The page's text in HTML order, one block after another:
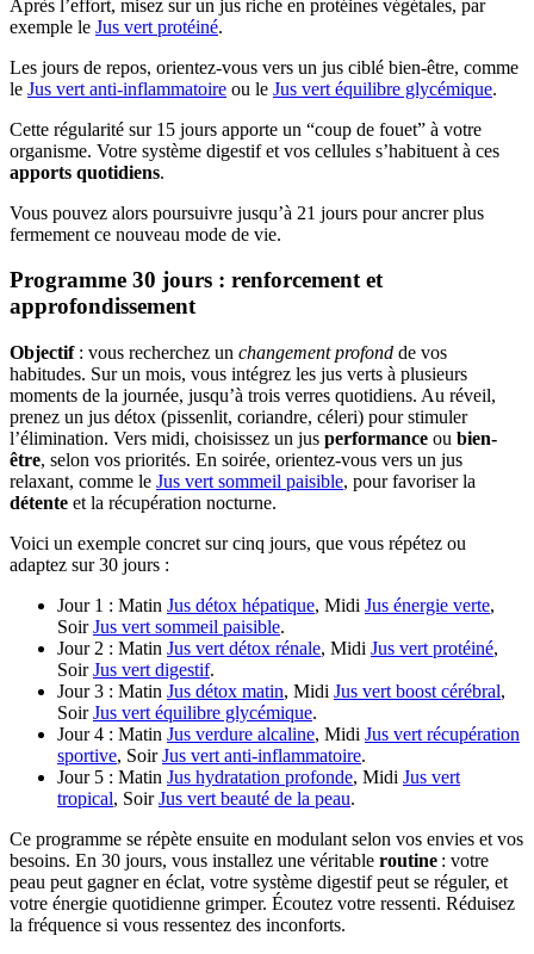
Après l’effort, misez sur un jus riche en protéines végétales, par
exemple le Jus vert protéiné.
Les jours de repos, orientez-vous vers un jus ciblé bien-être, comme
le Jus vert anti-inflammatoire ou le Jus vert équilibre glycémique.
Cette régularité sur 15 jours apporte un “coup de fouet” à votre
organisme. Votre système digestif et vos cellules s’habituent à ces
apports quotidiens.
Vous pouvez alors poursuivre jusqu’à 21 jours pour ancrer plus
fermement ce nouveau mode de vie.
Programme 30 jours : renforcement et
approfondissement
Objectif: vous recherchez un changement profond de vos
habitudes. Sur un mois, vous intégrez les jus verts à plusieurs
moments de la journée, jusqu’à trois verres quotidiens. Au réveil,
prenez un jus détox (pissenlit, coriandre, céleri) pour stimuler
l’élimination. Vers midi, choisissez un jus performance ou bien-
être, selon vos priorités. En soirée, orientez-vous vers un jus
relaxant, comme le Jus vert sommeil paisible, pour favoriser la
détente et la récupération nocturne.
Voici un exemple concret sur cinq jours, que vous répétez ou
adaptez sur 30 jours :
Jour 1 : Matin Jus détox hépatique, Midi Jus énergie verte,
SoirJus vert sommeil paisible.
Jour 2 : Matin Jus vert détox rénale, Midi Jus vert protéiné,
SoirJus vert digestif.
Jour 3 : Matin Jus détox matin, Midi Jus vert boost cérébral,
SoirJus vert équilibre glycémique.
Jour 4 : Matin Jus verdure alcaline, Midi Jus vert récupération
sportive, SoirJus vert anti-inflammatoire.
Jour 5 : Matin Jus hydratation profonde, Midi Jus vert
tropical, SoirJus vert beauté de la peau.
Ce programme se répète ensuite en modulant selon vos envies et vos
besoins. En 30 jours, vous installez une véritable routine : votre
peau peut gagner en éclat, votre système digestif peut se réguler, et
votre énergie quotidienne grimper. Écoutez votre ressenti. Réduisez
la fréquence si vous ressentez des inconforts.